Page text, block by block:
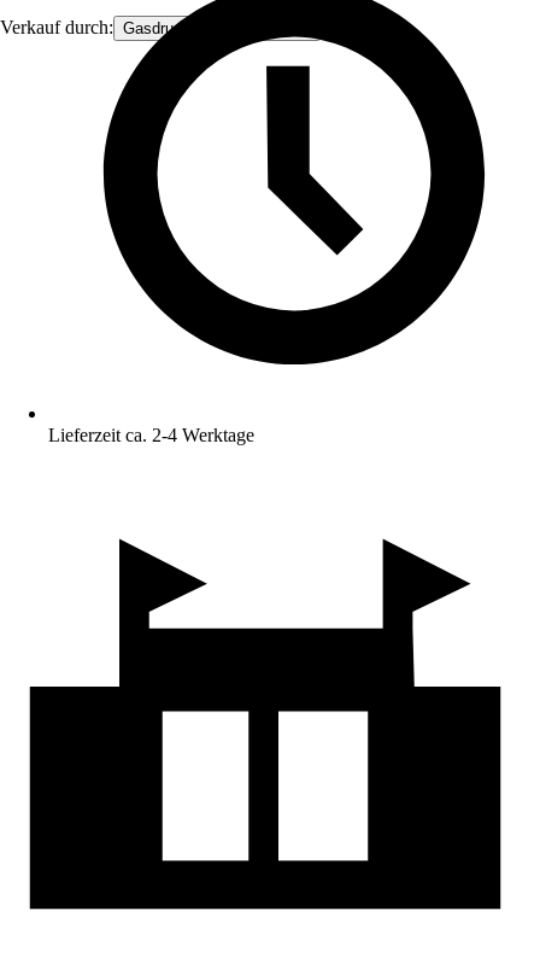
Verkauf durch: Gasdruckfeder Großhandel
Lieferzeit ca. 2-4 Werktage